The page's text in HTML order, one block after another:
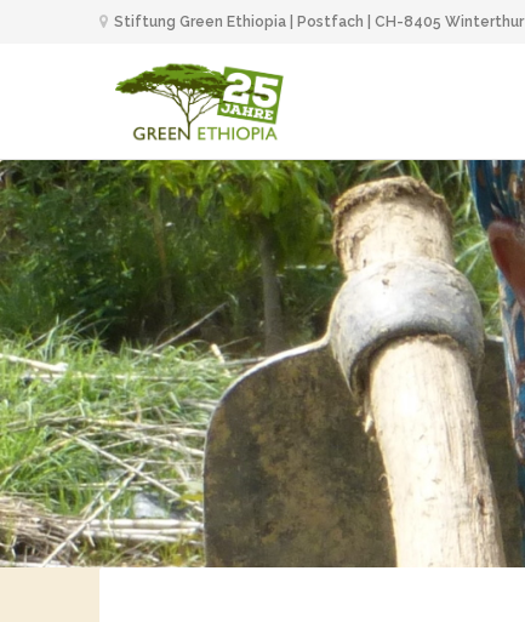
Stiftung Green Ethiopia | Postfach | CH-8405 Winterthur